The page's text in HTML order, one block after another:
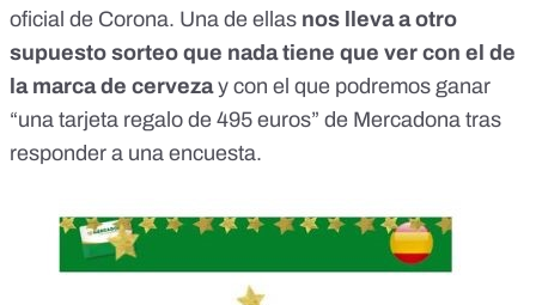
oficial de Corona. Una de ellas nos lleva a otro
supuesto sorteo que nada tiene que ver con el de
la marca de cervezay con el que podremos ganar
“una tarjeta regalo de 495 euros” de Mercadona tras
responder a una encuesta.